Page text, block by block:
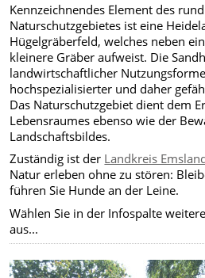
Kennzeichnendes Element des
Naturschutzgebietes ist eine
Hügelgräberfeld, welches neben
kleinere Gräber aufweist. Die
landwirtschaftlicher
hochspezialisierter und daher
Das Naturschutzgebiet dient dem
Lebensraumes ebenso wie der
Landschaftsbildes.
Zuständig ist der Landkreis
Natur erleben ohne zu stören:
führen Sie Hunde an der Leine.
Wählen Sie in der Infospalte
aus...